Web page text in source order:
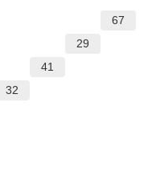
67
29
41
32